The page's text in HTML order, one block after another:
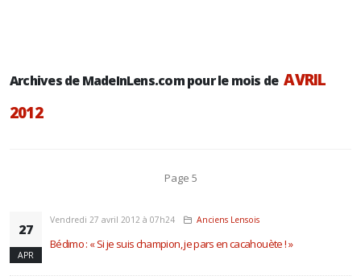
Archives de MadeInLens.com pour le mois de AVRIL
2012
Page 5
27
APR
Vendredi 27 avril 2012 à 07h24 Anciens Lensois
Bédimo : « Si je suis champion, je pars en cacahouète ! »